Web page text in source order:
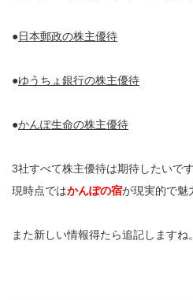
●日本郵政の株主優待
●ゆうちょ銀行の株主優待
●かんぽ生命の株主優待
3社すべて株主優待は期待したいです
現時点ではかんぽの宿が現実的で魅
また新しい情報得たら追記しますね。